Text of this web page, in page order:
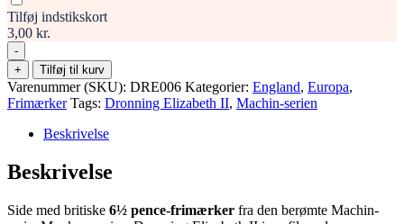
Tilføj indstikskort
3,00 kr.
-
Storbritannien
–
Machin-
Pence,
Dronning
II
+ Tilføj til kurv
Varenummer (SKU): DRE006 Kategorier: England, Europa,
Frimærker Tags: Dronning Elizabeth II, Machin-serien
Beskrivelse
Beskrivelse
Side med britiske 6½ pence-frimærker fra den berømte Machin-